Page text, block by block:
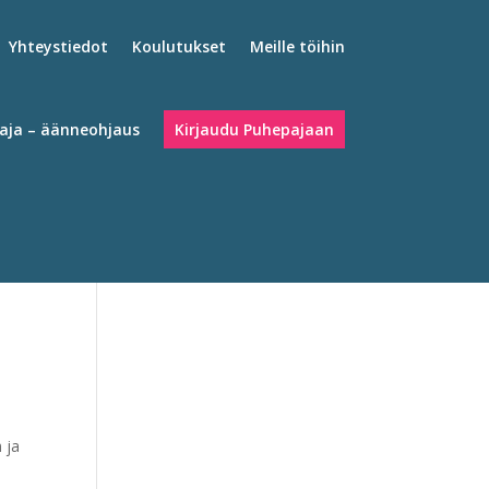
Yhteystiedot Koulutukset Meille töihin
– äänneohjaus Kirjaudu Puhepajaan
ja